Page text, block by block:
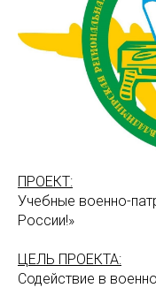
ПРОЕКТ:
Учебные военно-
России!»
ЦЕЛЬ ПРОЕКТА:
Содействие в